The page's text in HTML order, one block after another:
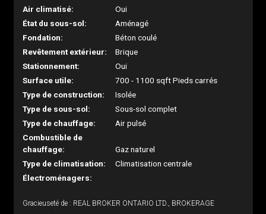
Air climatisé:
Oui
État du sous-sol:
Aménagé
Fondation:
Béton coulé
Revêtement extérieur:
Brique
Stationnement:
Oui
Surface utile:
700 - 1100 sqft Pieds carrés
Type de construction:
Isolée
Type de sous-sol:
Sous-sol complet
Type de chauffage:
Air pulsé
Combustible de
chauffage:
Gaz naturel
Type de climatisation:
Climatisation centrale
Électroménagers:
Gracieuseté de : REAL BROKER ONTARIO LTD., BROKERAGE